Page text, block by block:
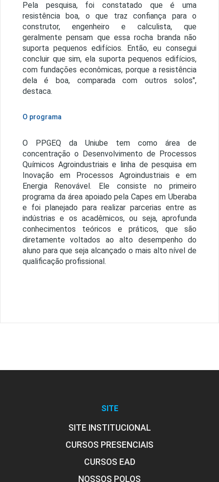
Pela pesquisa, foi constatado que é uma
resistência boa, o que traz confiança para o
construtor, engenheiro e calculista, que
geralmente pensam que essa rocha branda não
suporta pequenos edifícios. Então, eu consegui
concluir que sim, ela suporta pequenos edifícios,
com fundações econômicas, porque a resistência
dela é boa, comparada com outros solos",
destaca.
O programa
O PPGEQ da Uniube tem como área de
concentração o Desenvolvimento de Processos
Químicos Agroindustriais e linha de pesquisa em
Inovação em Processos Agroindustriais e em
Energia Renovável. Ele consiste no primeiro
programa da área apoiado pela Capes em Uberaba
e foi planejado para realizar parcerias entre as
indústrias e os acadêmicos, ou seja, aprofunda
conhecimentos teóricos e práticos, que são
diretamente voltados ao alto desempenho do
aluno para que seja alcançado o mais alto nível de
qualificação profissional.
SITE
SITE INSTITUCIONAL
CURSOS PRESENCIAIS
CURSOS EAD
NOSSOS POLOS